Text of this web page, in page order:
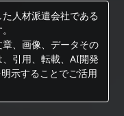
人材派遣会社である
章、画像、データその
引用、転載、AI開発
示することでご活用